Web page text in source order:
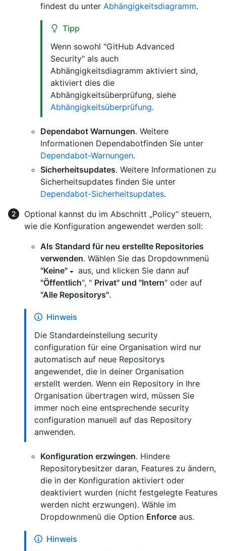
findest du unter Abhängigkeitsdiagramm.
Tipp
Wenn sowohl "GitHub Advanced
Security" als auch
Abhängigkeitsdiagramm aktiviert sind,
aktiviert dies die
Abhängigkeitsüberprüfung, siehe
Abhängigkeitsüberprüfung.
Dependabot Warnungen. Weitere
Informationen Dependabotfinden Sie unter
Dependabot-Warnungen.
Sicherheitsupdates. Weitere Informationen zu
Sicherheitsupdates finden Sie unter
Dependabot-Sicherheitsupdates.
Optional kannst du im Abschnitt „Policy“ steuern,
wie die Konfiguration angewendet werden soll:
Als Standard für neu erstellte Repositories
verwenden. Wählen Sie das Dropdownmenü
"Keine"
aus, und klicken Sie dann auf
"Öffentlich", " Privat" und "Intern" oder auf
"Alle Repositorys".
Hinweis
Die Standardeinstellung security
configuration für eine Organisation wird nur
automatisch auf neue Repositorys
angewendet, die in deiner Organisation
erstellt werden. Wenn ein Repository in Ihre
Organisation übertragen wird, müssen Sie
immer noch eine entsprechende security
configuration manuell auf das Repository
anwenden.
Konfiguration erzwingen. Hindere
Repositorybesitzer daran, Features zu ändern,
die in der Konfiguration aktiviert oder
deaktiviert wurden (nicht festgelegte Features
werden nicht erzwungen). Wähle im
Dropdownmenü die Option Enforce aus.
Hinweis